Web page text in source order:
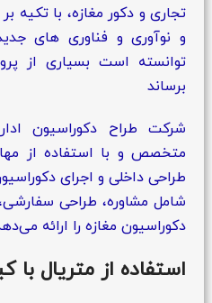
تجاری و دکور مغازه، با
و نوآوری و فناوری‌ های
توانسته است بسیاری از
برساند
شرکت طراح دکوراسیون
متخصص و با استفاده از
طراحی داخلی و اجرای
شامل مشاوره، طراحی
دکوراسیون مغازه را ارائه
استفاده از متریال با